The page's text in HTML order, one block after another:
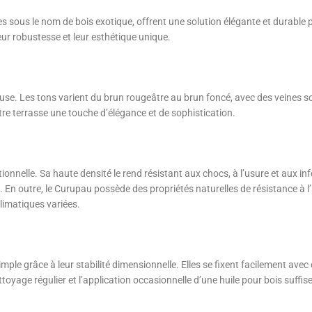
sous le nom de bois exotique, offrent une solution élégante et durable
robustesse et leur esthétique unique.
Les tons varient du brun rougeâtre au brun foncé, avec des veines
terrasse une touche d’élégance et de sophistication.
Sa haute densité le rend résistant aux chocs, à l’usure et aux
outre, le Curupau possède des propriétés naturelles de résistance à
variées.
grâce à leur stabilité dimensionnelle. Elles se fixent facilement
régulier et l’application occasionnelle d’une huile pour bois